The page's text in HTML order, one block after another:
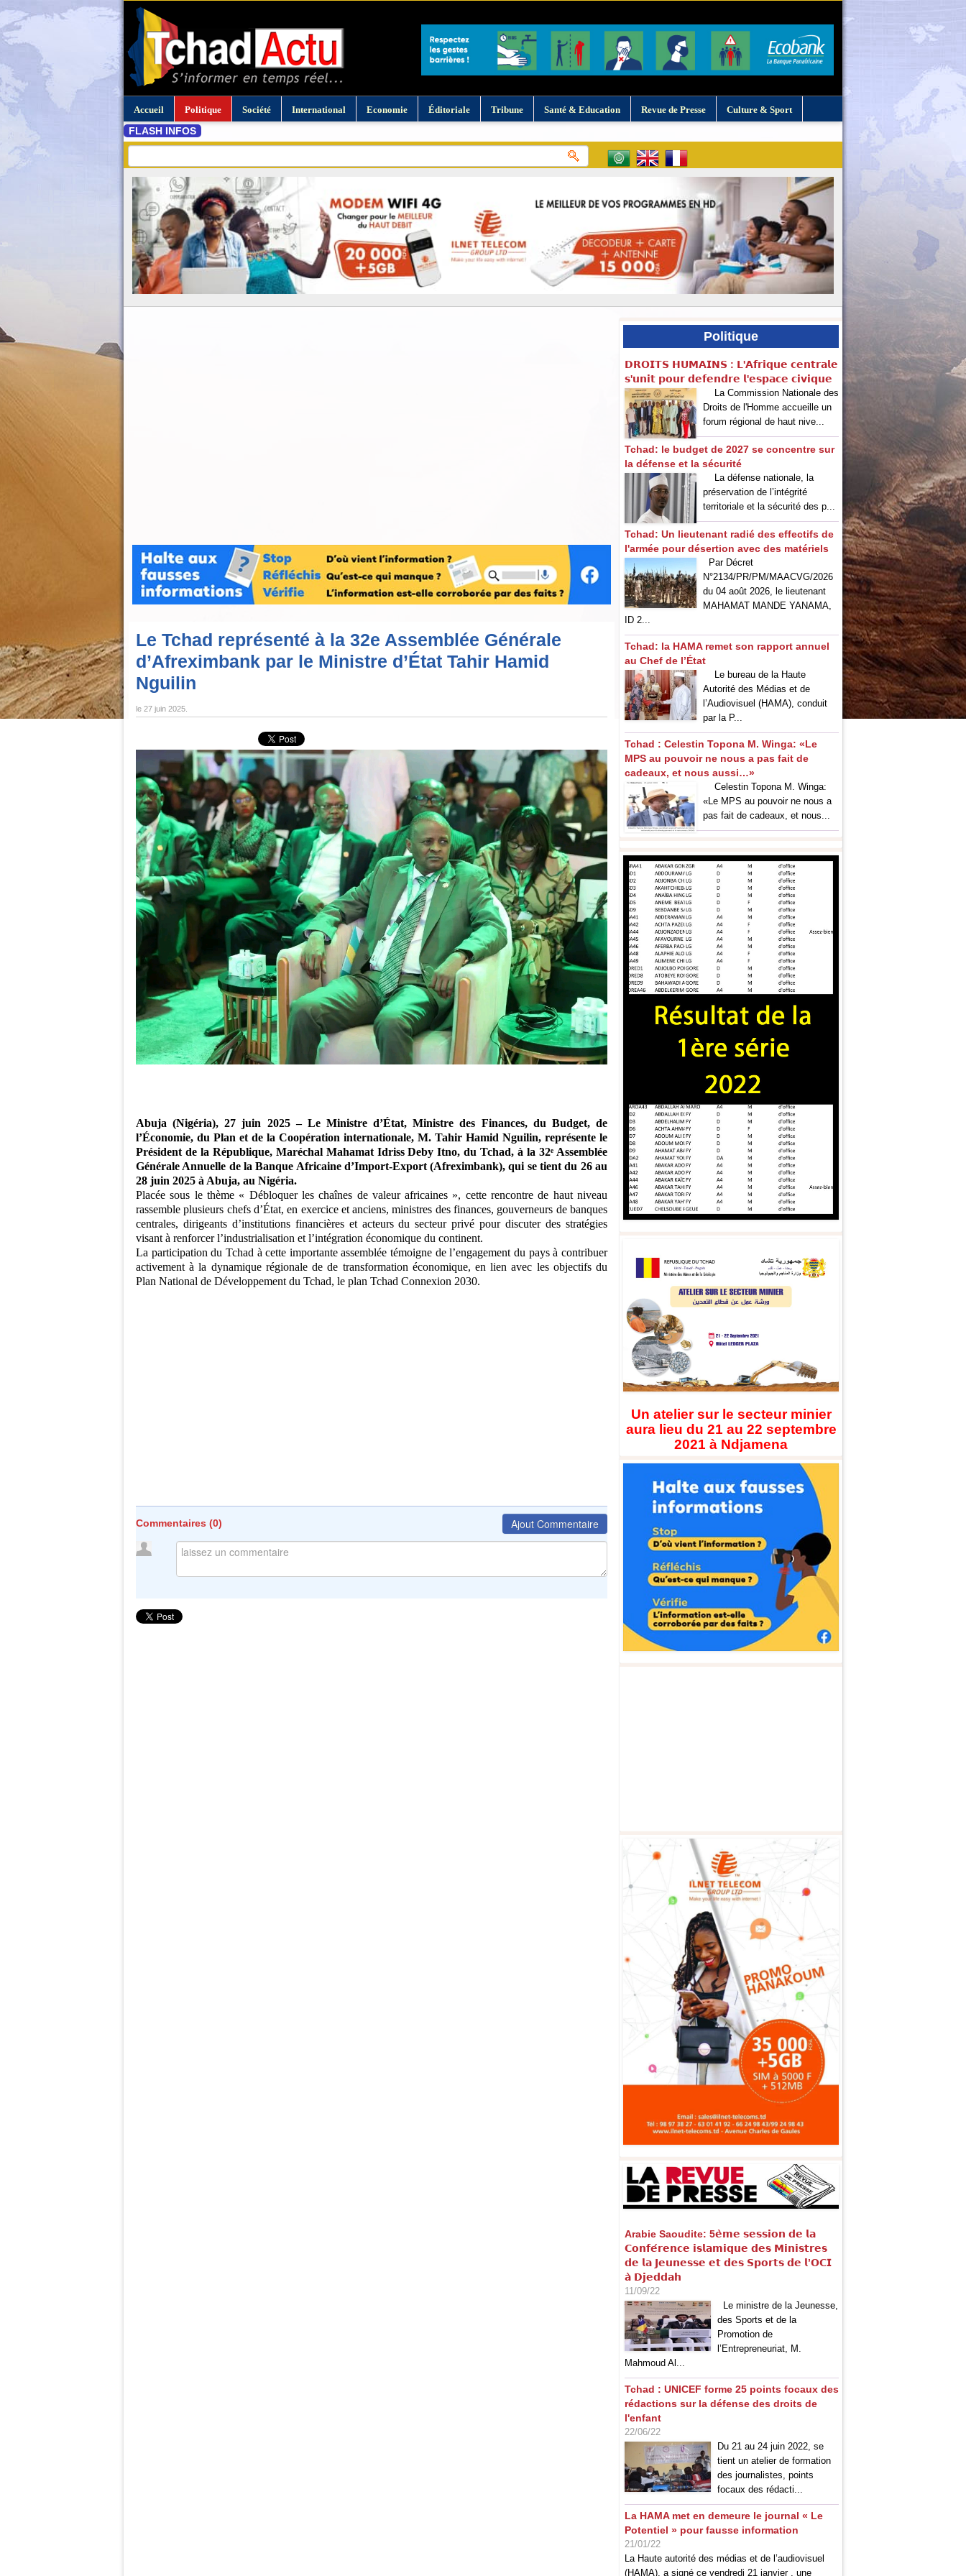
Accueil Politique Société International Economie Éditoriale Tribune Santé & Education Revue de Presse Culture & Sport
FLASH INFOS
Le Tchad représenté à la 32e Assemblée Générale
d’Afreximbank par le Ministre d’État Tahir Hamid
Nguilin
le 27 juin 2025
Abuja (Nigéria), 27 juin 2025 – Le Ministre d’État, Ministre des Finances, du Budget, de
l’Économie, du Plan et de la Coopération internationale, M. Tahir Hamid Nguilin, représente le
Président de la République, Maréchal Mahamat Idriss Deby Itno, du Tchad, à la 32ᵉ Assemblée
Générale Annuelle de la Banque Africaine d’Import-Export (Afreximbank), qui se tient du 26 au
28 juin 2025 à Abuja, au Nigéria.
Placée sous le thème « Débloquer les chaînes de valeur africaines », cette rencontre de haut niveau
rassemble plusieurs chefs d’État, en exercice et anciens, ministres des finances, gouverneurs de banques
centrales, dirigeants d’institutions financières et acteurs du secteur privé pour discuter des stratégies
visant à renforcer l’industrialisation et l’intégration économique du continent.
La participation du Tchad à cette importante assemblée témoigne de l’engagement du pays à contribuer
activement à la dynamique régionale de de transformation économique, en lien avec les objectifs du
Plan National de Développement du Tchad, le plan Tchad Connexion 2030.
Commentaires (0) Ajout Commentaire
Politique
𝗗𝗥𝗢𝗜𝗧𝗦 𝗛𝗨𝗠𝗔𝗜𝗡𝗦 : 𝗟'𝗔𝗳𝗿𝗶𝗾𝘂𝗲 𝗰𝗲𝗻𝘁𝗿𝗮𝗹𝗲
𝘀'𝘂𝗻𝗶𝘁 𝗽𝗼𝘂𝗿 𝗱𝗲𝗳𝗲𝗻𝗱𝗿𝗲 𝗹'𝗲𝘀𝗽𝗮𝗰𝗲 𝗰𝗶𝘃𝗶𝗾𝘂𝗲
La Commission Nationale des
Droits de l'Homme accueille un
forum régional de haut nive...
Tchad: le budget de 2027 se concentre sur
la défense et la sécurité
La défense nationale, la
préservation de l’intégrité
territoriale et la sécurité des p...
Tchad: Un lieutenant radié des effectifs de
l'armée pour désertion avec des matériels
Par Décret
N°2134/PR/PM/MAACVG/2026
du 04 août 2026, le lieutenant
MAHAMAT MANDE YANAMA,
ID 2...
Tchad: la HAMA remet son rapport annuel
au Chef de l’État
Le bureau de la Haute
Autorité des Médias et de
l’Audiovisuel (HAMA), conduit
par la P...
Tchad : Celestin Topona M. Winga: «Le
MPS au pouvoir ne nous a pas fait de
cadeaux, et nous aussi…»
‎Celestin Topona M. Winga:
«Le MPS au pouvoir ne nous a
pas fait de cadeaux, et nous...
Un atelier sur le secteur minier
aura lieu du 21 au 22 septembre
2021 à Ndjamena
Arabie Saoudite: 5𝗲̀𝗺𝗲 𝘀𝗲𝘀𝘀𝗶𝗼𝗻 𝗱𝗲 𝗹𝗮
𝗖𝗼𝗻𝗳𝗲́𝗿𝗲𝗻𝗰𝗲 𝗶𝘀𝗹𝗮𝗺𝗶𝗾𝘂𝗲 𝗱𝗲𝘀 𝗠𝗶𝗻𝗶𝘀𝘁𝗿𝗲𝘀
𝗱𝗲 𝗹𝗮 𝗝𝗲𝘂𝗻𝗲𝘀𝘀𝗲 𝗲𝘁 𝗱𝗲𝘀 𝗦𝗽𝗼𝗿𝘁𝘀 𝗱𝗲 𝗹’𝗢𝗖𝗜
𝗮̀ 𝗗𝗷𝗲𝗱𝗱𝗮𝗵
11/09/22
Le ministre de la Jeunesse,
des Sports et de la
Promotion de
l’Entrepreneuriat, M.
Mahmoud Al...
Tchad : UNICEF forme 25 points focaux des
rédactions sur la défense des droits de
l'enfant
22/06/22
Du 21 au 24 juin 2022, se
tient un atelier de formation
des journalistes, points
focaux des rédacti...
La HAMA met en demeure le journal « Le
Potentiel » pour fausse information
21/01/22
La Haute autorité des médias et de l’audiovisuel
(HAMA), a signé ce vendredi 21 janvier , une